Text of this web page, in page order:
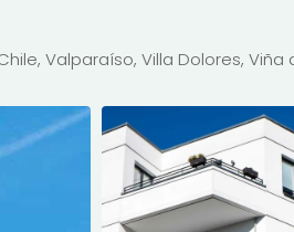
Valparaíso, Villa Dolores, Viña